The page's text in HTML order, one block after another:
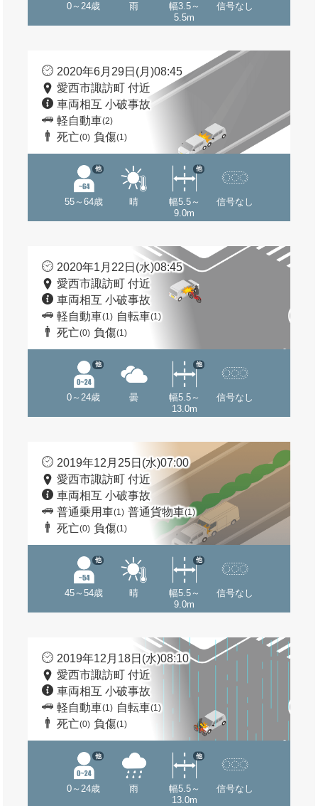
0～24歳 雨
幅3.5～
5.5m
信号なし
2020年6月29日(月)08:45
愛西市諏訪町 付近
車両相互 小破事故
軽自動車(2)
死亡(0) 負傷(1)
55～64歳
他
晴
幅5.5～
9.0m
他
信号なし
2020年1月22日(水)08:45
愛西市諏訪町 付近
車両相互 小破事故
軽自動車(1) 自転車(1)
死亡(0) 負傷(1)
0～24歳
他
曇
幅5.5～
13.0m
他
信号なし
2019年12月25日(水)07:00
愛西市諏訪町 付近
車両相互 小破事故
普通乗用車(1) 普通貨物車(1)
死亡(0) 負傷(1)
45～54歳
他
晴
幅5.5～
9.0m
他
信号なし
2019年12月18日(水)08:10
愛西市諏訪町 付近
車両相互 小破事故
軽自動車(1) 自転車(1)
死亡(0) 負傷(1)
0～24歳
他
雨
幅5.5～
13.0m
他
信号なし